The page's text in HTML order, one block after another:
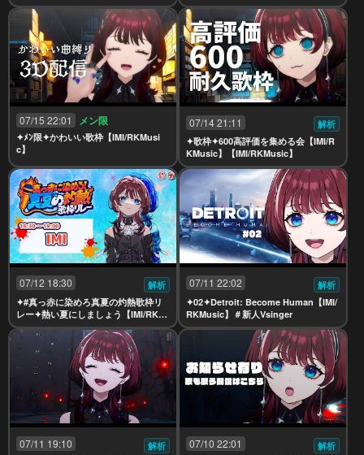
07/15 22:01 メン限
✦ﾒﾝ限✦かわいい歌枠【IMI/RKMusi
c】
07/14 21:11
解析
✦歌枠✦600高評価を集める会【IMI/R
KMusic】【IMI/RKMusic】
07/12 18:30
解析
✦#真っ赤に染めろ真夏の灼熱歌枠リ
レー✦熱い夏にしましょう【IMI/RKM
usic】
07/11 22:02
解析
✦02✦Detroit: Become Human【IMI/
RKMusic】＃新人Vsinger
07/11 19:10
解析
07/10 22:01
解析